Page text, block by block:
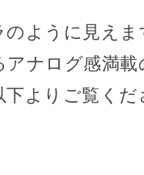
ように見え
ナログ感満
下よりご覧くだ